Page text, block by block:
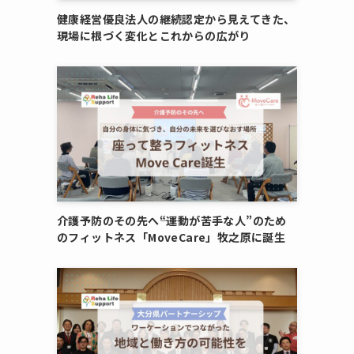
健康経営優良法人の継続認定から見えてきた、
現場に根づく変化とこれからの広がり
介護予防のその先へ――“運動が苦手な人”のため
のフィットネス「MoveCare」牧之原に誕生